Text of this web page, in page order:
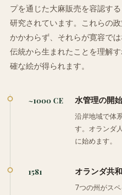
プを通じた大麻販売を容認す
研究されています。これらの政
かかわらず、それらが寛容では
伝統から生まれたことを理解す
確な絵が得られます。
~1000 CE 水管理の開始
沿岸地域で体
す。オランダ
に始めます。
1581 オランダ共
7つの州がスペ